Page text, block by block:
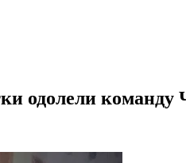
одолели команду